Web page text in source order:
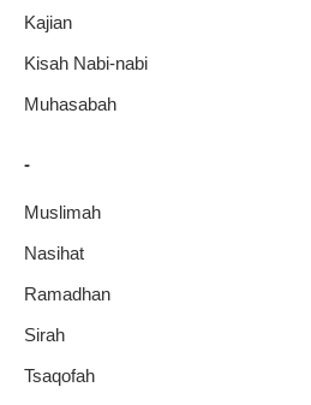
Kajian
Kisah Nabi-nabi
Muhasabah
-
Muslimah
Nasihat
Ramadhan
Sirah
Tsaqofah